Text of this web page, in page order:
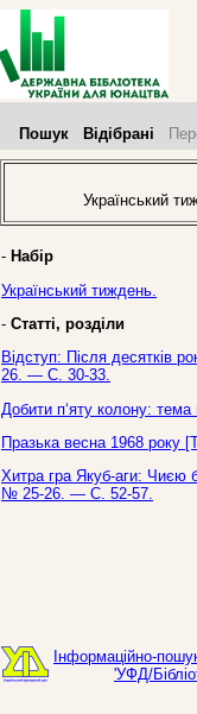
Пошук Відібрані
Український
- Набір
Український тиждень.
- Статті, розділи
Відступ: Після десятків
26. — С. 30-33.
Добити п‘яту колону:
Празька весна 1968
Хитра гра Якуб-аги: Чиєю
№ 25-26. — С. 52-57.
Інформаційно-
'УФД/